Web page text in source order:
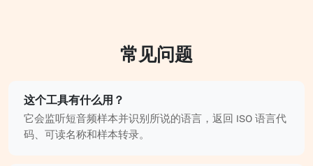
常见问题
这个工具有什么用？
它会监听短音频样本并识别所说的语言，返回 ISO 语言代
码、可读名称和样本转录。